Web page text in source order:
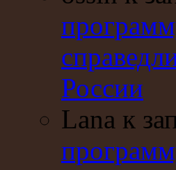
России
Lana к